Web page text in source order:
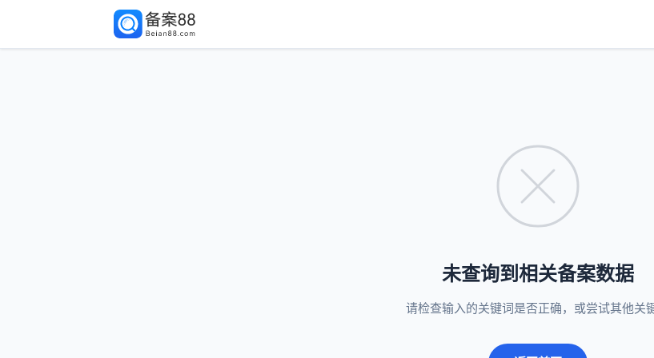
未查询到相关备案数据
请检查输入的关键词是否正确，或尝试其他关